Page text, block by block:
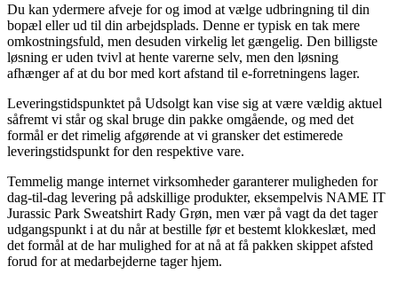
Du kan ydermere afveje for og imod at vælge udbringning til din
bopæl eller ud til din arbejdsplads. Denne er typisk en tak mere
omkostningsfuld, men desuden virkelig let gængelig. Den billigste
løsning er uden tvivl at hente varerne selv, men den løsning
afhænger af at du bor med kort afstand til e-forretningens lager.
Leveringstidspunktet på Udsolgt kan vise sig at være vældig aktuel
såfremt vi står og skal bruge din pakke omgående, og med det
formål er det rimelig afgørende at vi gransker det estimerede
leveringstidspunkt for den respektive vare.
Temmelig mange internet virksomheder garanterer muligheden for
dag-til-dag levering på adskillige produkter, eksempelvis NAME IT
Jurassic Park Sweatshirt Rady Grøn, men vær på vagt da det tager
udgangspunkt i at du når at bestille før et bestemt klokkeslæt, med
det formål at de har mulighed for at nå at få pakken skippet afsted
forud for at medarbejderne tager hjem.